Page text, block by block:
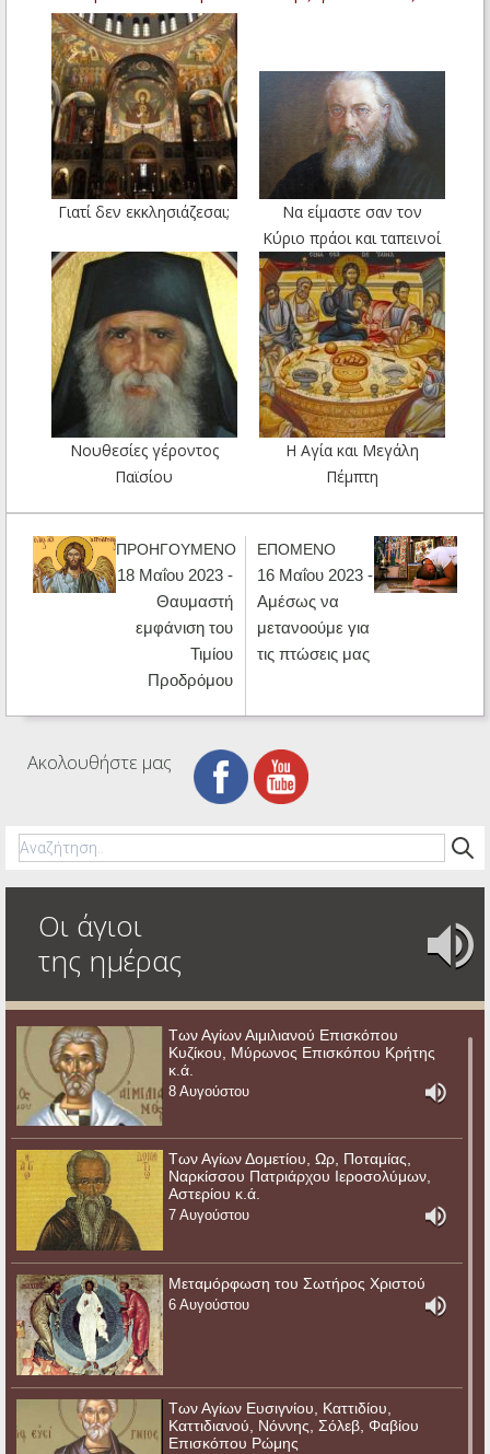
Γιατί δεν εκκλησιάζεσαι;
Να είμαστε σαν τον
Κύριο πράοι και ταπεινοί
Νουθεσίες γέροντος
Παϊσίου
Η Αγία και Μεγάλη
Πέμπτη
ΠΡΟΗΓΟΥΜΕΝΟ
18 Μαΐου 2023 -
Θαυμαστή
εμφάνιση του
Τιμίου
Προδρόμου
ΕΠΟΜΕΝΟ
16 Μαΐου 2023 -
Αμέσως να
μετανοούμε για
τις πτώσεις μας
Ακολουθήστε μας
Οι άγιοι
της ημέρας
Των Αγίων Αιμιλιανού Επισκόπου
Κυζίκου, Μύρωνος Επισκόπου Κρήτης
κ.ά.
8 Αυγούστου
Των Αγίων Δομετίου, Ωρ, Ποταμίας,
Ναρκίσσου Πατριάρχου Ιεροσολύμων,
Αστερίου κ.ά.
7 Αυγούστου
Μεταμόρφωση του Σωτήρος Χριστού
6 Αυγούστου
Των Αγίων Ευσιγνίου, Καττιδίου,
Καττιδιανού, Νόννης, Σόλεβ, Φαβίου
Επισκόπου Ρώμης